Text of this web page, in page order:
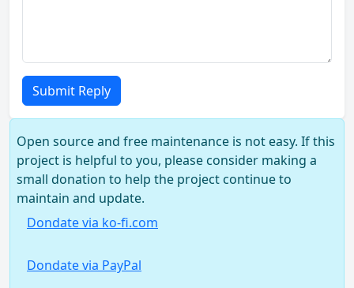
Submit Reply
Open source and free maintenance is not easy. If this
project is helpful to you, please consider making a
small donation to help the project continue to
maintain and update.
Dondate via ko-fi.com
Dondate via PayPal